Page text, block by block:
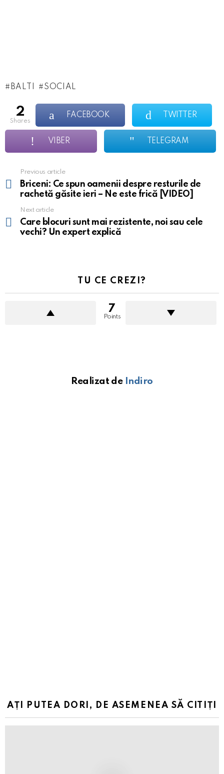
BALTI SOCIAL
2
shares
FACEBOOK TWITTER
VIBER TELEGRAM
more
Previous article
Briceni: Ce spun oamenii despre resturile de
rachetă găsite ieri – Ne este frică [VIDEO]
Next article
Care blocuri sunt mai rezistente, noi sau cele
vechi? Un expert explică
TU CE CREZI?
7
Points
Realizat de Indiro
AȚI PUTEA DORI, DE ASEMENEA SĂ CITIȚI